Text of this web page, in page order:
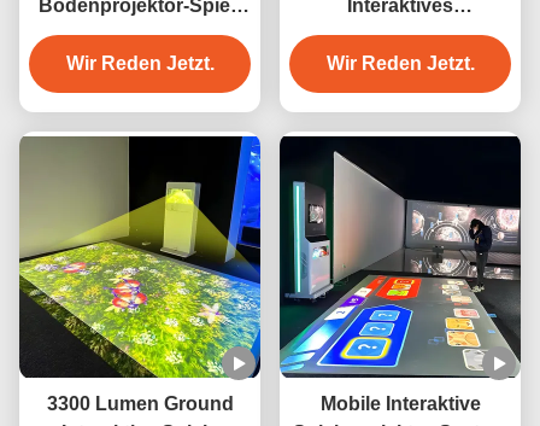
Bodenprojektor-Spiel-
Slide Interaktives
Bodenprojektor-Spiel
Wir Reden Jetzt.
Interaktives
Spieleprojektorsystem
Auflösung 1024*768
Wir Reden Jetzt.
3300 Lumen Ground
Mobile Interaktive